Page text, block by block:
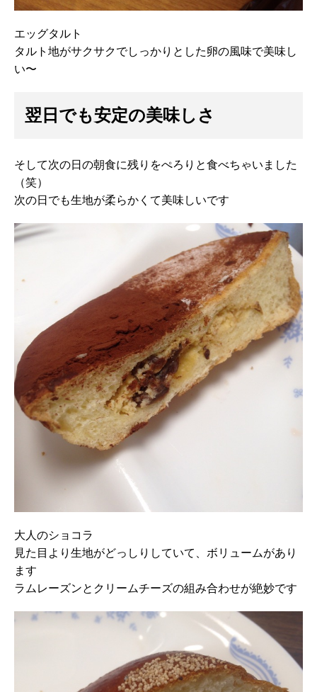
エッグタルト
タルト地がサクサクでしっかりとした卵の風味で美味し
い〜
翌日でも安定の美味しさ
そして次の日の朝食に残りをぺろりと食べちゃいました
（笑）
次の日でも生地が柔らかくて美味しいです
大人のショコラ
見た目より生地がどっしりしていて、ボリュームがあり
ます
ラムレーズンとクリームチーズの組み合わせが絶妙です